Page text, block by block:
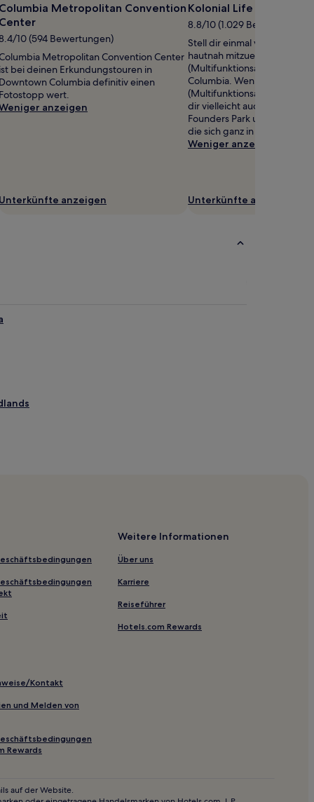
Columbia Metropolitan Convention
Center
10 (594 Bewertungen)
Metropolitan Convention Center
ist bei deinen Erkundungstouren in
Downtown Columbia definitiv einen
Fotostopp wert.
anzeigen
Unterkünfte anzeigen
Kolonial Life Arena
8.8/10 (1.029 Bewertungen)
Stell dir einmal vor, hier die
hautnah mitzuerleben:
(Multifunktionsarena),
Columbia. Wenn du Kolonial
(Multifunktionsarena) toll
dir vielleicht auch die
Founders Park und
die sich ganz in der Nähe
Weniger anzeigen
Unterkünfte anzeigen
Park
Kontakt
und Melden von
Rewards
Weitere Informationen
Über uns
Karriere
Reiseführer
Hotels.com Rewards
auf der Website.